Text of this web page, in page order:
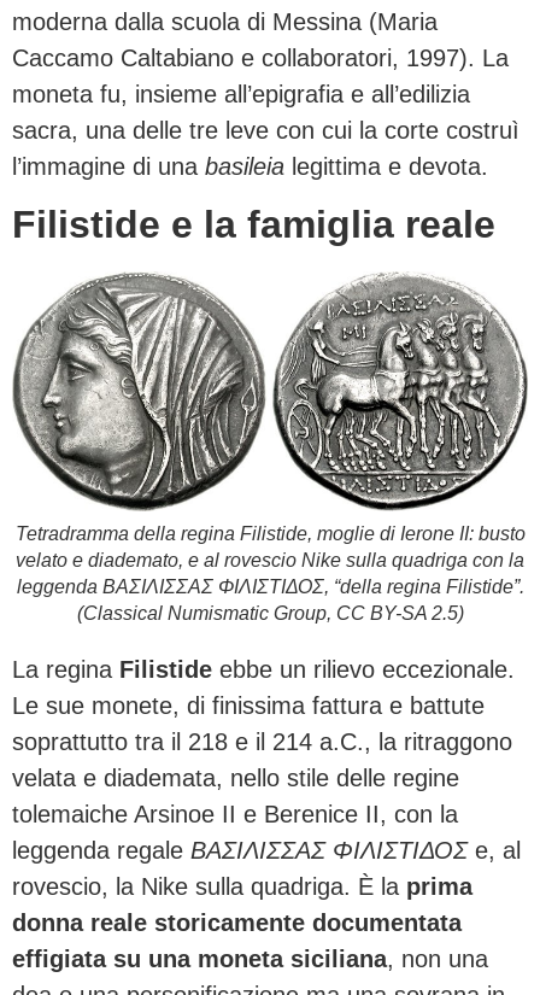
moderna dalla scuola di Messina (Maria
Caccamo Caltabiano e collaboratori, 1997). La
moneta fu, insieme all’epigrafia e all’edilizia
sacra, una delle tre leve con cui la corte costruì
l’immagine di una basileia legittima e devota.
Filistide e la famiglia reale
Tetradramma della regina Filistide, moglie di Ierone II: busto
velato e diademato, e al rovescio Nike sulla quadriga con la
leggenda ΒΑΣΙΛΙΣΣΑΣ ΦΙΛΙΣΤΙΔΟΣ, “della regina Filistide”.
(Classical Numismatic Group, CC BY-SA 2.5)
La regina Filistide ebbe un rilievo eccezionale.
Le sue monete, di finissima fattura e battute
soprattutto tra il 218 e il 214 a.C., la ritraggono
velata e diademata, nello stile delle regine
tolemaiche Arsinoe II e Berenice II, con la
leggenda regale ΒΑΣΙΛΙΣΣΑΣ ΦΙΛΙΣΤΙΔΟΣe, al
rovescio, la Nike sulla quadriga. È la prima
donna reale storicamente documentata
effigiata su una moneta siciliana, non una